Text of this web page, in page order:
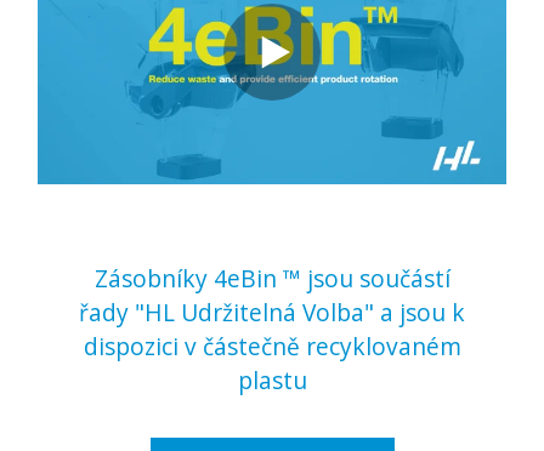
Zásobníky 4eBin ™ jsou součástí
řady "HL Udržitelná Volba" a jsou k
dispozici v částečně recyklovaném
plastu